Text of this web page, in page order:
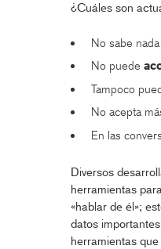
¿Cuáles son
No sabe
No puede
Tampoco
No acepta
En las
Diversos
herramientas
«hablar de él»;
datos
herramientas